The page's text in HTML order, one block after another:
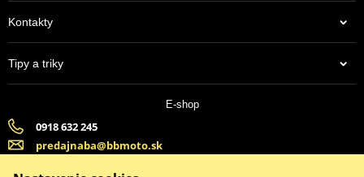
Kontakty
Tipy a triky
E-shop
0918 632 245
predajnaba@bbmoto.sk